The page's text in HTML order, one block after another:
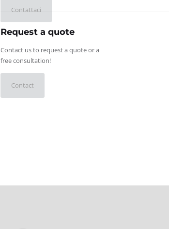
Contattaci
Request a quote
Contact us to request a quote or a
free consultation!
Contact